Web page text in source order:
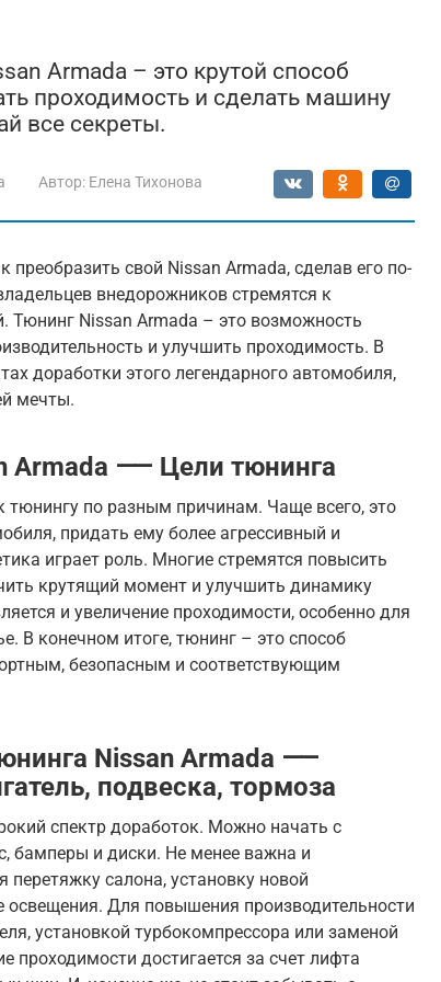
Armada – это крутой способ
проходимость и сделать машину
все секреты.
Автор: Елена Тихонова
свой Nissan Armada, сделав его по-
внедорожников стремятся к
Тюнинг Nissan Armada – это возможность
и улучшить проходимость. В
доработки этого легендарного автомобиля,
мечты.
Armada ⸺ Цели тюнинга
по разным причинам. Чаще всего, это
придать ему более агрессивный и
играет роль. Многие стремятся повысить
крутящий момент и улучшить динамику
и увеличение проходимости, особенно для
В конечном итоге, тюнинг – это способ
безопасным и соответствующим
Nissan Armada ⸺
подвеска, тормоза
спектр доработок. Можно начать с
бамперы и диски. Не менее важна и
салона, установку новой
Для повышения производительности
установкой турбокомпрессора или заменой
достигается за счет лифта